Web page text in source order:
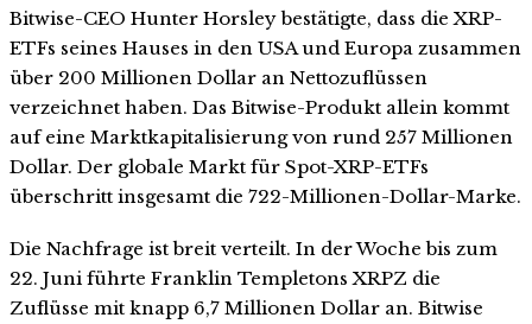
Bitwise-CEO Hunter Horsley bestätigte, dass die XRP-
ETFs seines Hauses in den USA und Europa zusammen
über 200 Millionen Dollar an Nettozuflüssen
verzeichnet haben. Das Bitwise-Produkt allein kommt
auf eine Marktkapitalisierung von rund 257 Millionen
Dollar. Der globale Markt für Spot-XRP-ETFs
überschritt insgesamt die 722-Millionen-Dollar-Marke.
Die Nachfrage ist breit verteilt. In der Woche bis zum
22. Juni führte Franklin Templetons XRPZ die
Zuflüsse mit knapp 6,7 Millionen Dollar an. Bitwise